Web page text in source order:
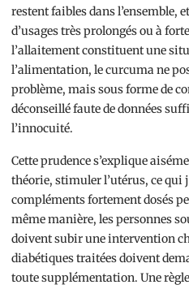
restent faibles dans l’ensemble,
d’usages très prolongés ou à
l’allaitement constituent une
l’alimentation, le curcuma ne
problème, mais sous forme de
déconseillé faute de données
l’innocuité.
Cette prudence s’explique
théorie, stimuler l’utérus, ce qui
compléments fortement dosés
même manière, les personnes
doivent subir une intervention
diabétiques traitées doivent
toute supplémentation. Une